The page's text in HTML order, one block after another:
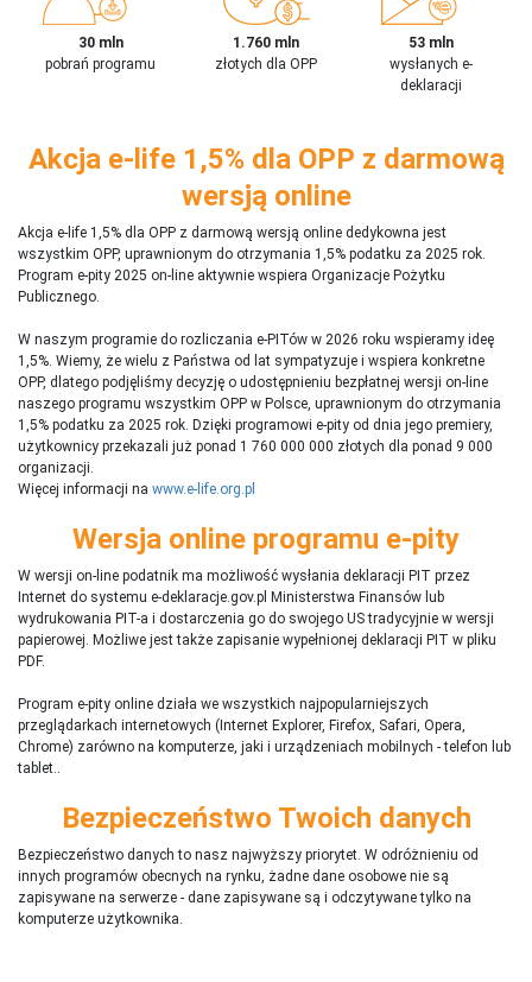
30 mln
pobrań programu
1.760 mln
złotych dla OPP
53 mln
wysłanych e-
deklaracji
Akcja e-life 1,5% dla OPP z darmową
wersją online
Akcja e-life 1,5% dla OPP z darmową wersją online dedykowna jest
wszystkim OPP, uprawnionym do otrzymania 1,5% podatku za 2025 rok.
Program e-pity 2025 on-line aktywnie wspiera Organizacje Pożytku
Publicznego.
W naszym programie do rozliczania e-PITów w 2026 roku wspieramy ideę
1,5%. Wiemy, że wielu z Państwa od lat sympatyzuje i wspiera konkretne
OPP, dlatego podjęliśmy decyzję o udostępnieniu bezpłatnej wersji on-line
naszego programu wszystkim OPP w Polsce, uprawnionym do otrzymania
1,5% podatku za 2025 rok. Dzięki programowi e-pity od dnia jego premiery,
użytkownicy przekazali już ponad 1 760 000 000 złotych dla ponad 9 000
organizacji.
Więcej informacji na www.e-life.org.pl
Wersja online programu e-pity
W wersji on-line podatnik ma możliwość wysłania deklaracji PIT przez
Internet do systemu e-deklaracje.gov.pl Ministerstwa Finansów lub
wydrukowania PIT-a i dostarczenia go do swojego US tradycyjnie w wersji
papierowej. Możliwe jest także zapisanie wypełnionej deklaracji PIT w pliku
PDF.
Program e-pity online działa we wszystkich najpopularniejszych
przeglądarkach internetowych (Internet Explorer, Firefox, Safari, Opera,
Chrome) zarówno na komputerze, jaki i urządzeniach mobilnych - telefon lub
tablet..
Bezpieczeństwo Twoich danych
Bezpieczeństwo danych to nasz najwyższy priorytet. W odróżnieniu od
innych programów obecnych na rynku, żadne dane osobowe nie są
zapisywane na serwerze - dane zapisywane są i odczytywane tylko na
komputerze użytkownika.